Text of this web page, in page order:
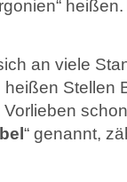
an viele
Stellen
“ genannt,